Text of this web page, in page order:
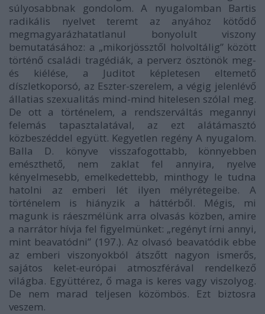
súlyosabbnak gondolom. A nyugalomban Bartis
radikális nyelvet teremt az anyához kötődő
megmagyarázhatatlanul bonyolult viszony
bemutatásához: a „mikorjössztől holvoltálig” között
történő családi tragédiák, a perverz ösztönök meg-
és kiélése, a Juditot képletesen eltemető
díszletkoporsó, az Eszter-szerelem, a végig jelenlévő
állatias szexualitás mind-mind hitelesen szólal meg.
De ott a történelem, a rendszerváltás megannyi
felemás tapasztalatával, az ezt alátámasztó
közbeszéddel együtt. Kegyetlen regényA nyugalom.
Balla D. könyve visszafogottabb, könnyebben
emészthető, nem zaklat fel annyira, nyelve
kényelmesebb, emelkedettebb, minthogy le tudna
hatolni az emberi lét ilyen mélyrétegeibe. A
történelem is hiányzik a háttérből. Mégis, mi
magunk is ráeszmélünk arra olvasás közben, amire
a narrátor hívja fel figyelmünket: „regényt írni annyi,
mint beavatódni” (197.). Az olvasó beavatódik ebbe
az emberi viszonyokból átszőtt nagyon ismerős,
sajátos kelet-európai atmoszférával rendelkező
világba. Együttérez, ő maga is keres vagy viszolyog.
De nem marad teljesen közömbös. Ezt biztosra
veszem.